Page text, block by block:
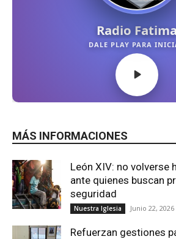
MÁS INFORMACIONES
León XIV: no volverse
ante quienes buscan
seguridad
Nuestra Iglesia Junio 22, 2026
Refuerzan gestiones